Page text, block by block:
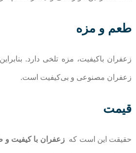
طعم و مزه
زعفران باکیفیت، مزه تلخی دارد.
زعفران مصنوعی و بی‌کیفیت است.
قیمت
حقیقت این است کهزعفران با کیفیت و